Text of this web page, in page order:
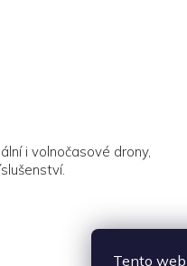
Tento
i volnočasové drony,